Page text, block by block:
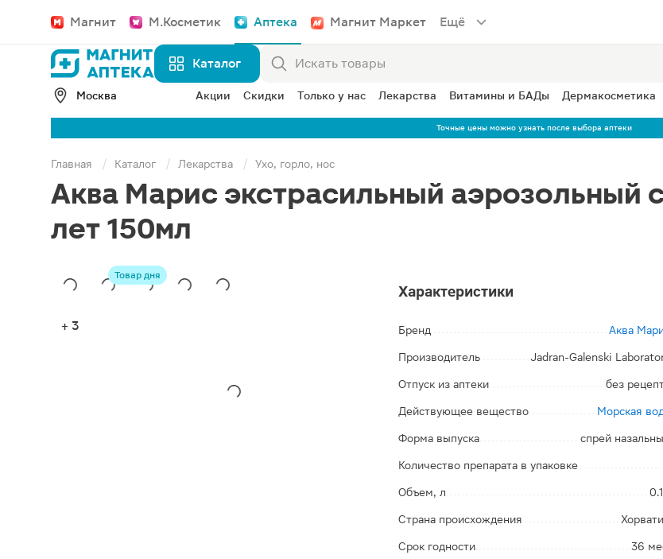
Магнит М.Косметик Аптека Магнит Маркет Ещё
Каталог
Москва Акции Скидки Только у нас Лекарства Витамины и БАДы Дермакосметика
Точные цены можно узнать после выбора аптеки
Главная Каталог Лекарства Ухо, горло, нос
Аква Марис экстрасильный аэрозольный
лет 150мл
+ 3
Товар дня
Характеристики
Бренд Аква
Производитель Jadran-Galenski
Отпуск из аптеки без
Действующее вещество Морская
Форма выпуска спрей
Количество препарата в упаковке
Объем, л
Страна происхождения
Срок годности 36